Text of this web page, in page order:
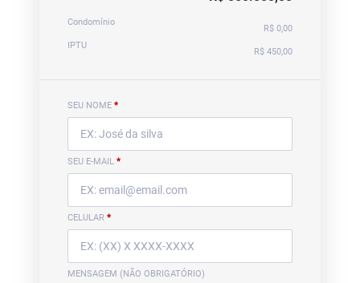
Condomínio
R$ 0,00
IPTU
R$ 450,00
SEU NOME *
SEU E-MAIL *
CELULAR *
MENSAGEM (NÃO OBRIGATÓRIO)